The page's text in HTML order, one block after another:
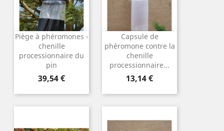
Piège à phéromones -
chenille
processionnaire du
pin
Prix
39,54 €
Capsule de
phéromone contre la
chenille
processionnaire...
Prix
13,14 €